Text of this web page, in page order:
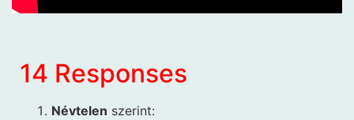
14 Responses
Névtelen szerint: